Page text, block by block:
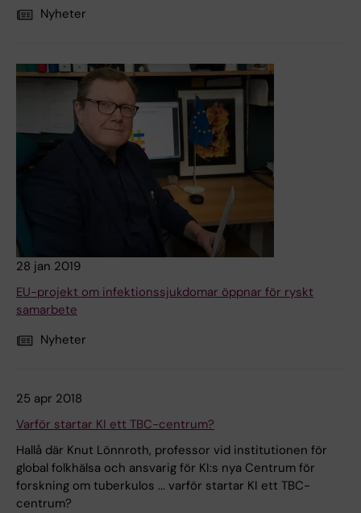
Nyheter
28 jan 2019
EU-projekt om infektionssjukdomar öppnar för ryskt
samarbete
Nyheter
25 apr 2018
Varför startar KI ett TBC-centrum?
Hallå där Knut Lönnroth, professor vid institutionen för
global folkhälsa och ansvarig för KI:s nya Centrum för
forskning om tuberkulos ... varför startar KI ett TBC-
centrum?